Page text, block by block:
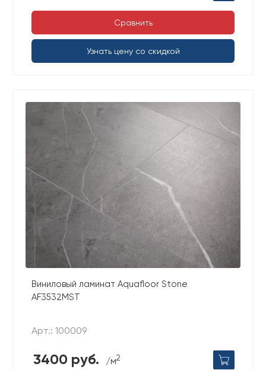
Сравнить
Узнать цену со скидкой
Виниловый ламинат Aquafloor Stone
AF3532MST
Арт.: 100009
3400 руб. /м2